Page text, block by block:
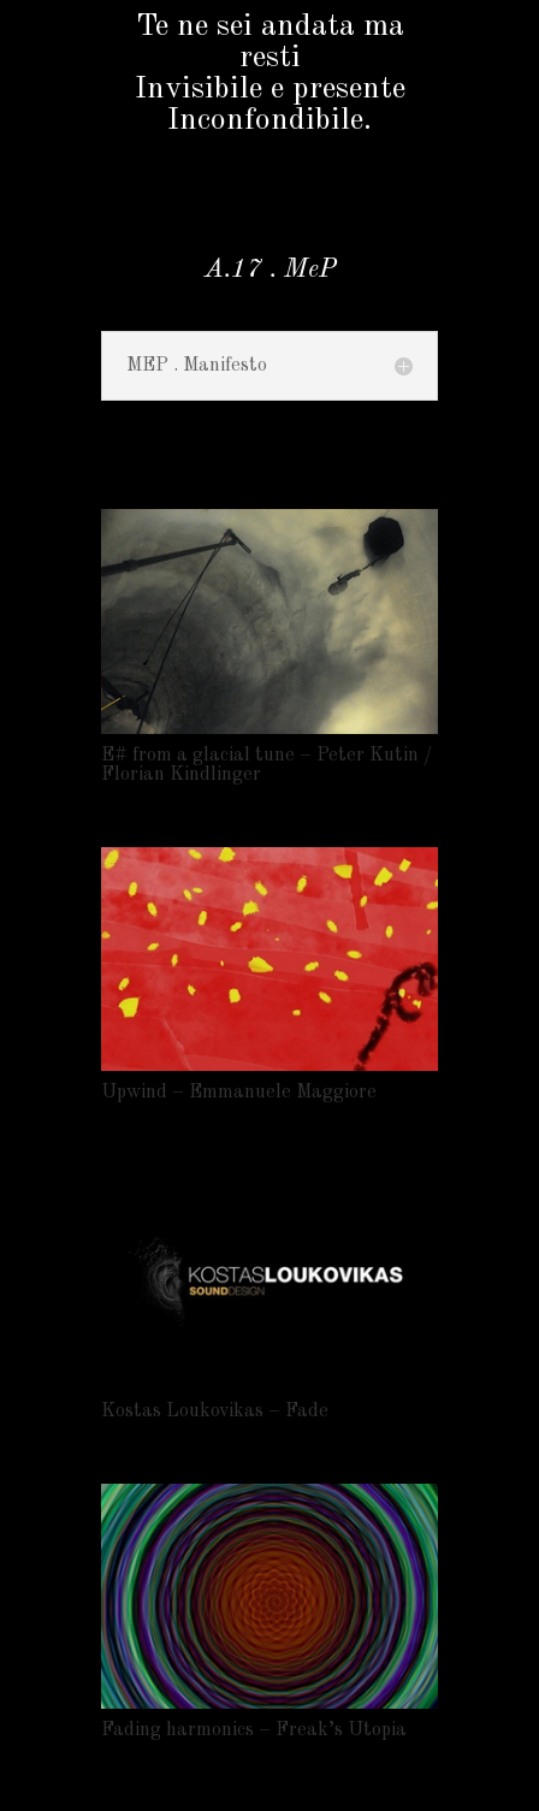
Te ne sei andata ma
resti
Invisibile e presente
Inconfondibile.
A.17 . MeP
MEP . Manifesto
E# from a glacial tune – Peter Kutin /
Florian Kindlinger
Upwind – Emmanuele Maggiore
Kostas Loukovikas – Fade
Fading harmonics – Freak’s Utopia